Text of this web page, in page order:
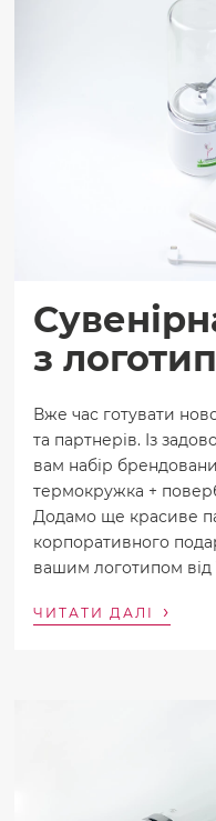
з
Вже час готувати
та партнерів. Із
вам набір
термокружка +
Додамо ще красиве
корпоративного
вашим логотипом від
ЧИТАТИ ДАЛІ ›